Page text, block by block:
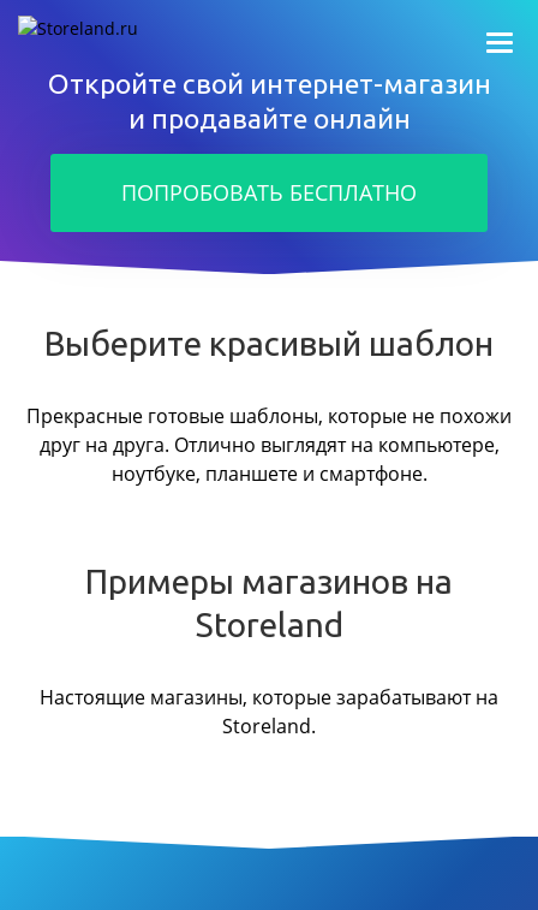
Откройте свой интернет-магазин
и продавайте онлайн
ПОПРОБОВАТЬ БЕСПЛАТНО
Выберите красивый шаблон
Прекрасные готовые шаблоны, которые не похожи
друг на друга. Отлично выглядят на компьютере,
ноутбуке, планшете и смартфоне.
Примеры магазинов на
Storeland
Настоящие магазины, которые зарабатывают на
Storeland.